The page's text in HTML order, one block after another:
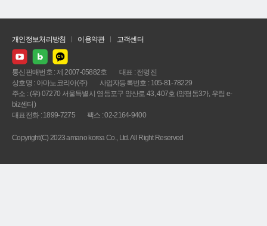
개인정보처리방침 이용약관 고객센터
통신판매번호 : 제 2007-05882호
대표 : 전명진
상호명 : 아마노코리아(주)
사업자등록번호 : 105-81-78229
주소 : (우) 07270 서울특별시 영등포구 양산로 43, 407호 (양평동3가, 우림 e-
biz센터)
대표전화 : 1899-7275
팩스 : 02-2164-9400
Copyright(C) 2023 amano korea Co., Ltd. All Right Reserved